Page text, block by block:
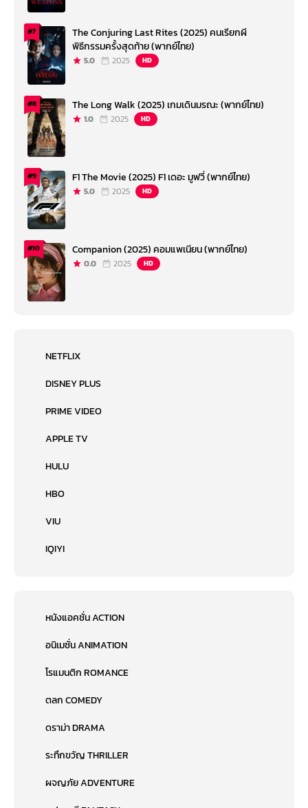
#7
The Conjuring Last Rites (2025) คนเรียกผี
พิธีกรรมครั้งสุดท้าย (พากย์ไทย)
5.0 2025 HD
#8 The Long Walk (2025) เกมเดินมรณะ (พากย์ไทย)
1.0 2025 HD
#9 F1 The Movie (2025) F1 เดอะ มูฟวี่ (พากย์ไทย)
5.0 2025 HD
#10 Companion (2025) คอมแพเนียน (พากย์ไทย)
0.0 2025 HD
NETFLIX
DISNEY PLUS
PRIME VIDEO
APPLE TV
HULU
HBO
VIU
IQIYI
หนังแอคชั่น ACTION
อนิเมชั่น ANIMATION
โรแมนติก ROMANCE
ตลก COMEDY
ดราม่า DRAMA
ระทึกขวัญ THRILLER
ผจญภัย ADVENTURE